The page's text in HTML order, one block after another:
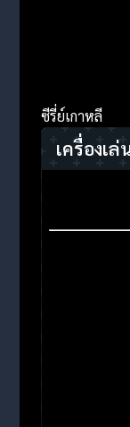
ซีรี่ย์เกาหลี
เครื่องเล่